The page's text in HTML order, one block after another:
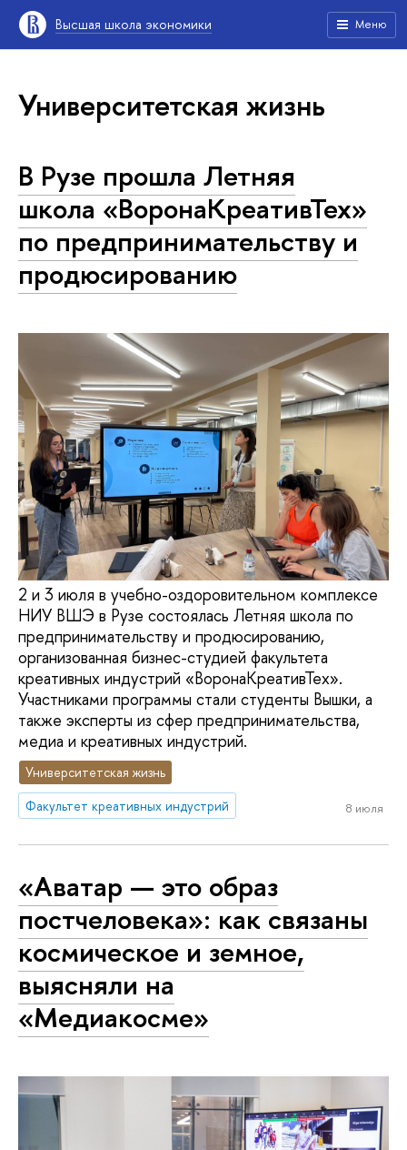
Высшая школа экономики Меню
Университетская жизнь
В Рузе прошла Летняя
школа «ВоронаКреативТех»
по предпринимательству и
продюсированию
2 и 3 июля в учебно-оздоровительном комплексе
НИУ ВШЭ в Рузе состоялась Летняя школа по
предпринимательству и продюсированию,
организованная бизнес-студией факультета
креативных индустрий «ВоронаКреативТех».
Участниками программы стали студенты Вышки, а
также эксперты из сфер предпринимательства,
медиа и креативных индустрий.
Университетская жизнь
Факультет креативных индустрий
8 июля
«Аватар — это образ
постчеловека»: как связаны
космическое и земное,
выясняли на
«Медиакосме»